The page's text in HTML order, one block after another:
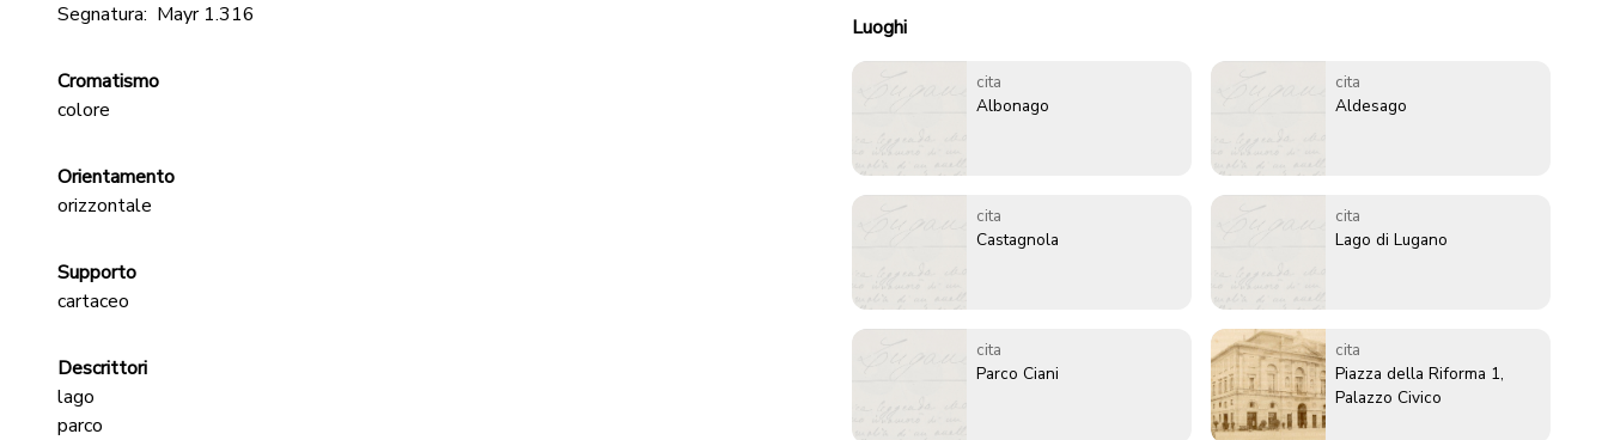
Segnatura: Mayr 1.316
Cromatismo
colore
Orientamento
orizzontale
Supporto
cartaceo
Descrittori
lago
parco
Luoghi
cita
Albonago
cita
Aldesago
cita
Castagnola
cita
Lago di Lugano
cita
Parco Ciani
cita
Piazza della Riforma 1,
Palazzo Civico